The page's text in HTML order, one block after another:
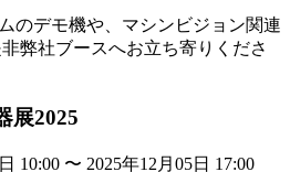
のデモ機や、マシンビジョン関連
弊社ブースへお立ち寄りくださ
展2025
10:00 〜 2025年12月05日 17:00